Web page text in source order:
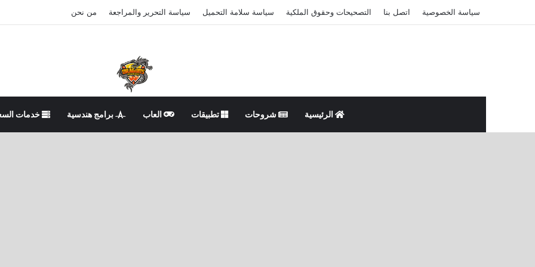
سياسة الخصوصية اتصل بنا التصحيحات وحقوق الملكية سياسة سلامة التحميل سياسة التحرير والمراجعة من نحن
الرئيسية شروحات تطبيقات العاب برامج هندسية خدمات